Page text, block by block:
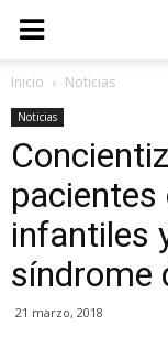
Inicio Noticias
Noticias
infantiles
síndrome
21 marzo, 2018